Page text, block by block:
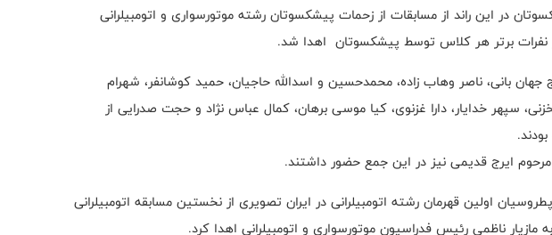
در این راند از مسابقات از زحمات پیشکسوتان رشته موتورسواری و اتومبیلرانی
نفرات برتر هر کلاس توسط پیشکسوتان اهدا شد.
بانی، ناصر وهاب زاده، محمدحسین و اسدالله حاجیان، حمید کوشانفر، شهرام
سپهر خدایار، دارا غزنوی، کیا موسی برهان، کمال عباس نژاد و حجت صدرایی از
ایرج قدیمی نیز در این جمع حضور داشتند.
اولین قهرمان رشته اتومبیلرانی در ایران تصویری از نخستین مسابقه اتومبیلرانی